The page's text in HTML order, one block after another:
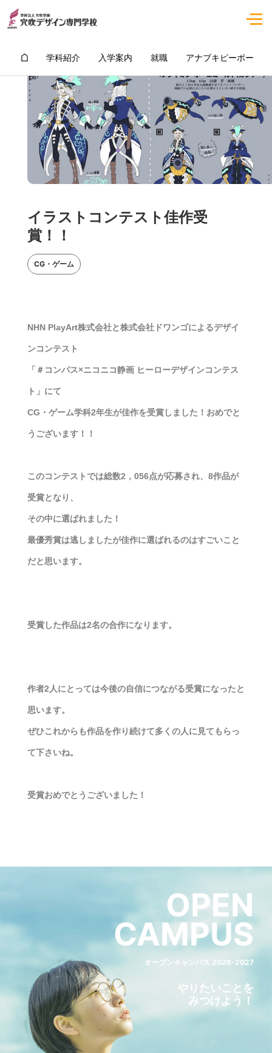
学科紹介 入学案内 就職 アナブキピーポー
イラストコンテスト佳作受
賞！！
CG・ゲーム
NHN PlayArt株式会社と株式会社ドワンゴによるデザイ
ンコンテスト
「＃コンパス×ニコニコ静画 ヒーローデザインコンテス
ト」にて
CG・ゲーム学科2年生が佳作を受賞しました！おめでと
うございます！！
このコンテストでは総数2，056点が応募され、8作品が
受賞となり、
その中に選ばれました！
最優秀賞は逃しましたが佳作に選ばれるのはすごいこと
だと思います。
受賞した作品は2名の合作になります。
作者2人にとっては今後の自信につながる受賞になったと
思います。
ぜひこれからも作品を作り続けて多くの人に見てもらっ
て下さいね。
受賞おめでとうございました！
OPEN
CAMPUS
オープンキャンパス 2026-2027
やりたいことを
みつけよう！